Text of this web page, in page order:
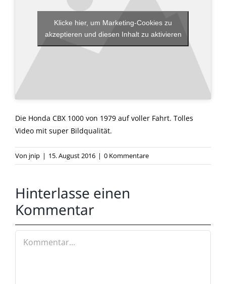
Klicke hier, um Marketing-Cookies zu
akzeptieren und diesen Inhalt zu aktivieren
Die Honda CBX 1000 von 1979 auf voller Fahrt. Tolles
Video mit super Bildqualität.
Von jnip | 15. August 2016 | 0 Kommentare
Hinterlasse einen
Kommentar